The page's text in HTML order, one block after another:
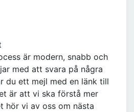
är modern, snabb och
med att svara på några
du ett mejl med en länk till
är att vi ska förstå mer
hör vi av oss om nästa